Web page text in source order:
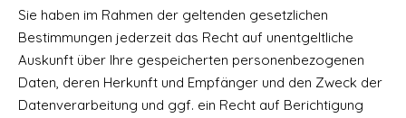
Sie haben im Rahmen der geltenden gesetzlichen
Bestimmungen jederzeit das Recht auf unentgeltliche
Auskunft über Ihre gespeicherten personenbezogenen
Daten, deren Herkunft und Empfänger und den Zweck der
Datenverarbeitung und ggf. ein Recht auf Berichtigung